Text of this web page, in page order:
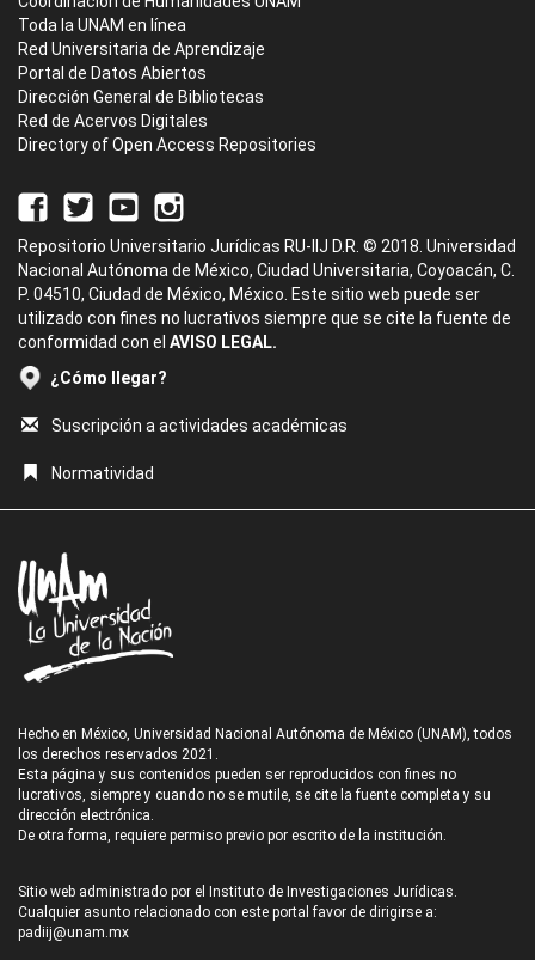
Toda la UNAM en línea
Red Universitaria de Aprendizaje
Portal de Datos Abiertos
Dirección General de Bibliotecas
Red de Acervos Digitales
Directory of Open Access Repositories
Repositorio Universitario Jurídicas RU-IIJ D.R. © 2018. Universidad
Nacional Autónoma de México, Ciudad Universitaria, Coyoacán, C.
P. 04510, Ciudad de México, México. Este sitio web puede ser
utilizado con fines no lucrativos siempre que se cite la fuente de
conformidad con el AVISO LEGAL.
¿Cómo llegar?
Suscripción a actividades académicas
Normatividad
Hecho en México, Universidad Nacional Autónoma de México (UNAM), todos
los derechos reservados 2021.
Esta página y sus contenidos pueden ser reproducidos con fines no
lucrativos, siempre y cuando no se mutile, se cite la fuente completa y su
dirección electrónica.
De otra forma, requiere permiso previo por escrito de la institución.
Sitio web administrado por el Instituto de Investigaciones Jurídicas.
Cualquier asunto relacionado con este portal favor de dirigirse a:
padiij@unam.mx